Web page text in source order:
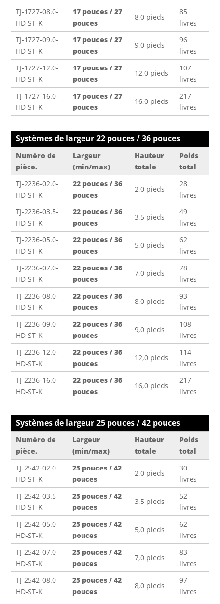
TJ-1727-08.0-
HD-ST-K
17 pouces / 27
pouces
8,0 pieds
85
livres
TJ-1727-09.0-
HD-ST-K
17 pouces / 27
pouces
9,0 pieds
96
livres
TJ-1727-12.0-
HD-ST-K
17 pouces / 27
pouces
12,0 pieds
107
livres
TJ-1727-16.0-
HD-ST-K
17 pouces / 27
pouces
16,0 pieds
217
livres
Systèmes de largeur 22 pouces / 36 pouces
Numéro de
pièce.
Largeur
(min/max)
Hauteur
totale
Poids
total
TJ-2236-02.0-
HD-ST-K
22 pouces / 36
pouces
2,0 pieds
28
livres
TJ-2236-03.5-
HD-ST-K
22 pouces / 36
pouces
3,5 pieds
49
livres
TJ-2236-05.0-
HD-ST-K
22 pouces / 36
pouces
5,0 pieds
62
livres
TJ-2236-07.0-
HD-ST-K
22 pouces / 36
pouces
7,0 pieds
78
livres
TJ-2236-08.0-
HD-ST-K
22 pouces / 36
pouces
8,0 pieds
93
livres
TJ-2236-09.0-
HD-ST-K
22 pouces / 36
pouces
9,0 pieds
108
livres
TJ-2236-12.0-
HD-ST-K
22 pouces / 36
pouces
12,0 pieds
114
livres
TJ-2236-16.0-
HD-ST-K
22 pouces / 36
pouces
16,0 pieds
217
livres
Systèmes de largeur 25 pouces / 42 pouces
Numéro de
pièce.
Largeur
(min/max)
Hauteur
totale
Poids
total
TJ-2542-02.0
HD-ST-K
25 pouces / 42
pouces
2,0 pieds
30
livres
TJ-2542-03.5
HD-ST-K
25 pouces / 42
pouces
3,5 pieds
52
livres
TJ-2542-05.0
HD-ST-K
25 pouces / 42
pouces
5,0 pieds
62
livres
TJ-2542-07.0
HD-ST-K
25 pouces / 42
pouces
7,0 pieds
83
livres
TJ-2542-08.0
HD-ST-K
25 pouces / 42
pouces
8,0 pieds
97
livres